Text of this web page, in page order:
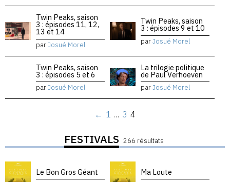
Twin Peaks, saison
3 : épisodes 11, 12,
13 et 14
parJosué Morel
Twin Peaks, saison
3 : épisodes 9 et 10
parJosué Morel
Twin Peaks, saison
3 : épisodes 5 et 6
parJosué Morel
La trilogie politique
de Paul Verhoeven
parJosué Morel
← 1 … 3 4
FESTIVALS 266 résultats
Le Bon Gros Géant Ma Loute